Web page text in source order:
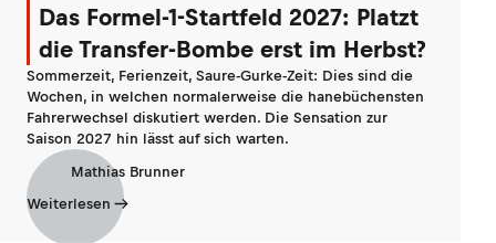
Das Formel-1-Startfeld 2027: Platzt
die Transfer-Bombe erst im Herbst?
Sommerzeit, Ferienzeit, Saure-Gurke-Zeit: Dies sind die
Wochen, in welchen normalerweise die hanebüchensten
Fahrerwechsel diskutiert werden. Die Sensation zur
Saison 2027 hin lässt auf sich warten.
Mathias Brunner
Weiterlesen